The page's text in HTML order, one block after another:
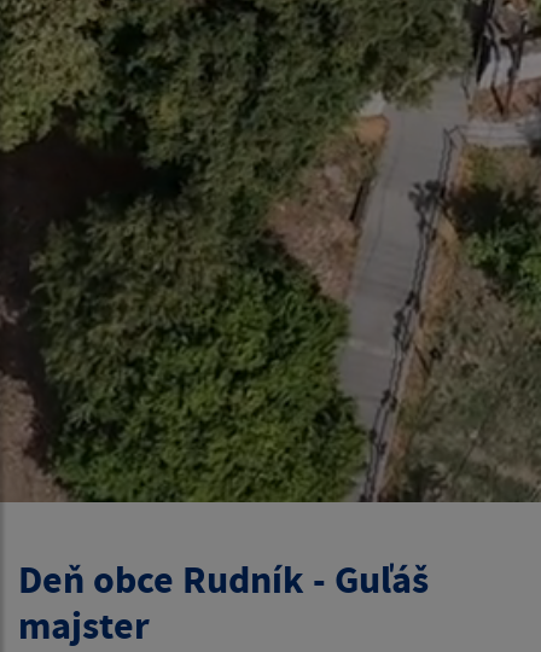
Deň obce Rudník - Guľáš
majster